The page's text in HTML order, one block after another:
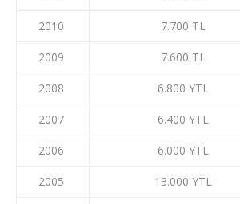
2010 7.700 TL
2009 7.600 TL
2008 6.800 YTL
2007 6.400 YTL
2006 6.000 YTL
2005 13.000 YTL